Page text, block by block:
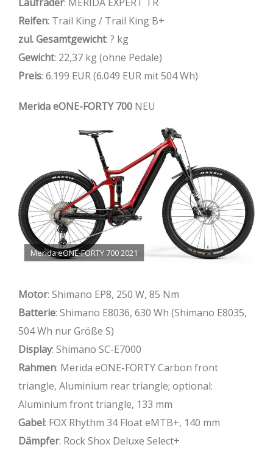
Reifen: Trail King / Trail King B+
zul. Gesamtgewicht: ? kg
Gewicht: 22,37 kg (ohne Pedale)
Preis: 6.199 EUR (6.049 EUR mit 504 Wh)
Merida eONE-FORTY 700 NEU
Merida eONE-FORTY 700 2021
Motor: Shimano EP8, 250 W, 85 Nm
Batterie: Shimano E8036, 630 Wh (Shimano E8035,
504 Wh nur Größe S)
Display: Shimano SC-E7000
Rahmen: Merida eONE-FORTY Carbon front
triangle, Aluminium rear triangle; optional:
Aluminium front triangle, 133 mm
Gabel: FOX Rhythm 34 Float eMTB+, 140 mm
Dämpfer: Rock Shox Deluxe Select+